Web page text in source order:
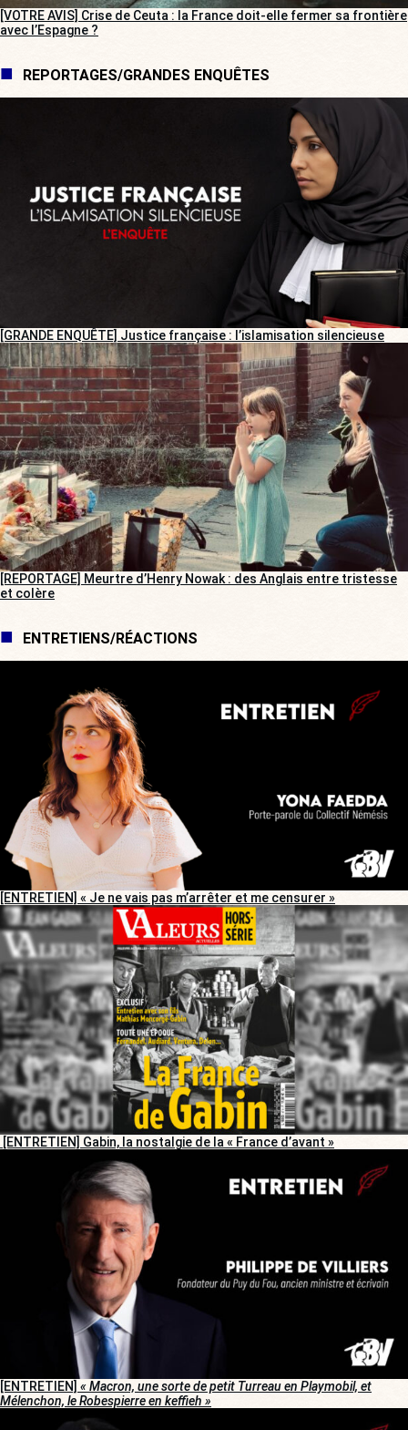
[VOTRE AVIS] Crise de Ceuta : la France doit-elle fermer sa frontière
avec l’Espagne ?
REPORTAGES/GRANDES ENQUÊTES
[GRANDE ENQUÊTE] Justice française : l’islamisation silencieuse
[REPORTAGE] Meurtre d’Henry Nowak : des Anglais entre tristesse
et colère
ENTRETIENS/RÉACTIONS
[ENTRETIEN] « Je ne vais pas m’arrêter et me censurer »
[ENTRETIEN] Gabin, la nostalgie de la « France d’avant »
[ENTRETIEN] « Macron, une sorte de petit Turreau en Playmobil, et
Mélenchon, le Robespierre en keffieh »